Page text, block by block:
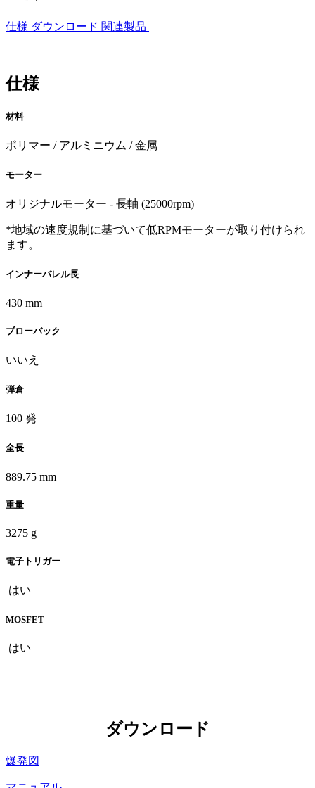
仕様 ダウンロード 関連製品
仕様
材料
ポリマー / アルミニウム / 金属
モーター
オリジナルモーター - 長軸 (25000rpm)
*地域の速度規制に基づいて低RPMモーターが取り付けられ
ます。
インナーバレル長
430 mm
ブローバック
いいえ
弾倉
100 発
全長
889.75 mm
重量
3275 g
電子トリガー
はい
MOSFET
はい
ダウンロード
爆発図